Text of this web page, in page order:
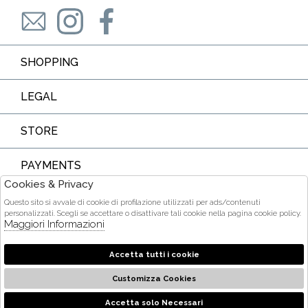
SHOPPING
LEGAL
STORE
PAYMENTS
2026 Ditta Acquarone Maria Stella - P.iva : 01375840905 Powered
Atelier società Gruppo Zucchetti
Cookies & Privacy
Questo sito si avvale di cookie di profilazione utilizzati per ads/contenuti
personalizzati. Scegli se accettare o disattivare tali cookie nella pagina cookie policy.
Maggiori Informazioni
Accetta tutti i cookie
Customizza Cookies
Accetta solo Necessari